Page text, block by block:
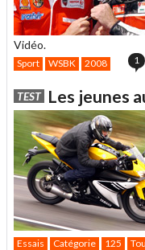
Vidéo.
Sport WSBK 2008 1
TEST Les jeunes
Essais Catégorie 125